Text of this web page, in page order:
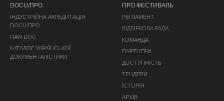
DOCU/ПРО
ІНДУСТРІЙНА АКРЕДИТАЦІЯ
DOCU/ПРО
RAW DOC
КАТАЛОГ УКРАЇНСЬКОЇ
ДОКУМЕНТАЛІСТИКИ
ПРО ФЕСТИВАЛЬ
РЕГЛАМЕНТ
ВІДБІРКОВА РАДА
КОМАНДА
ПАРТНЕРИ
ДОСТУПНІСТЬ
ТЕНДЕРИ
ІСТОРІЯ
АРХІВ